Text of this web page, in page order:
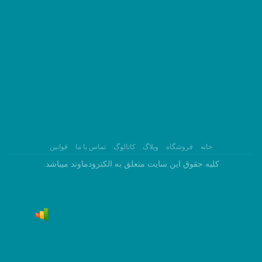
خانه فروشگاه وبلاگ کاتالوگ تماس با ما قوانین
کلیه حقوق این سایت متعلق به الکترودماوند میباشد.